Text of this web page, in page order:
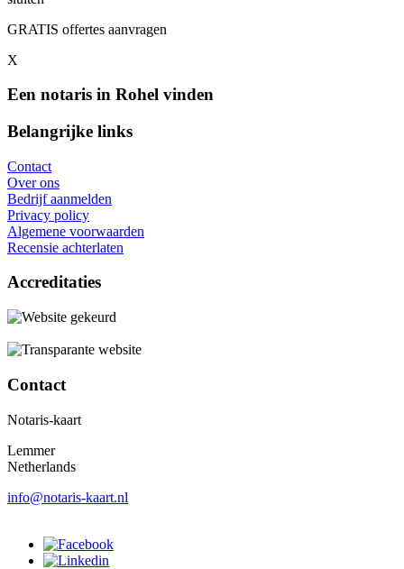
GRATIS offertes aanvragen
X
Een notaris in Rohel vinden
Belangrijke links
Contact
Over ons
Bedrijf aanmelden
Privacy policy
Algemene voorwaarden
Recensie achterlaten
Accreditaties
Contact
Notaris-kaart
Lemmer
Netherlands
info@notaris-kaart.nl